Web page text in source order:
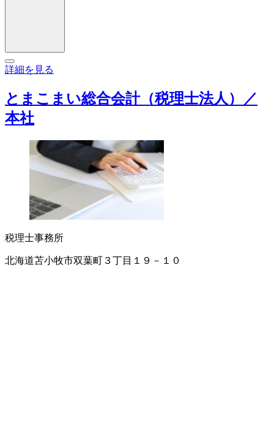
詳細を見る
とまこまい総合会計（税理士法人）／
本社
税理士事務所
北海道苫小牧市双葉町３丁目１９－１０